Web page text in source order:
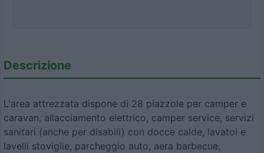
Descrizione
L'area attrezzata dispone di 28 piazzole per camper e
caravan, allacciamento elettrico, camper service, servizi
sanitari (anche per disabili) con docce calde, lavatoi e
lavelli stoviglie, parcheggio auto, aera barbecue,